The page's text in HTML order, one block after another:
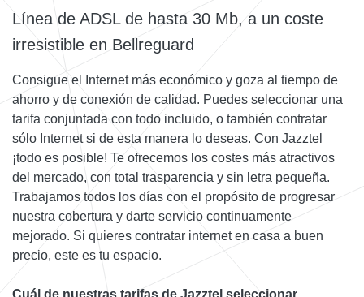
Línea de ADSL de hasta 30 Mb, a un coste
irresistible en Bellreguard
Consigue el Internet más económico y goza al tiempo de
ahorro y de conexión de calidad. Puedes seleccionar una
tarifa conjuntada con todo incluido, o también contratar
sólo Internet si de esta manera lo deseas. Con Jazztel
¡todo es posible! Te ofrecemos los costes más atractivos
del mercado, con total trasparencia y sin letra pequeña.
Trabajamos todos los días con el propósito de progresar
nuestra cobertura y darte servicio continuamente
mejorado. Si quieres contratar internet en casa a buen
precio, este es tu espacio.
Cuál de nuestras tarifas de Jazztel seleccionar